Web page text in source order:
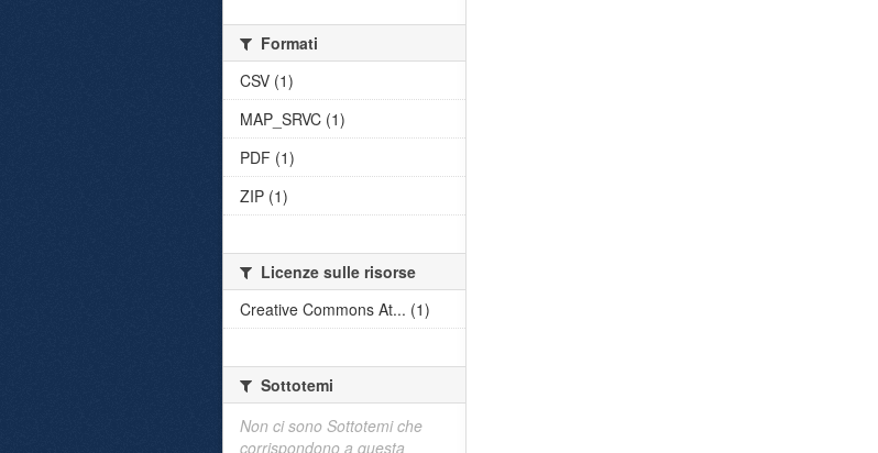
Formati
CSV (1)
MAP_SRVC (1)
PDF (1)
ZIP (1)
Licenze sulle risorse
Creative Commons At... (1)
Sottotemi
Non ci sono Sottotemi che
corrispondono a questa